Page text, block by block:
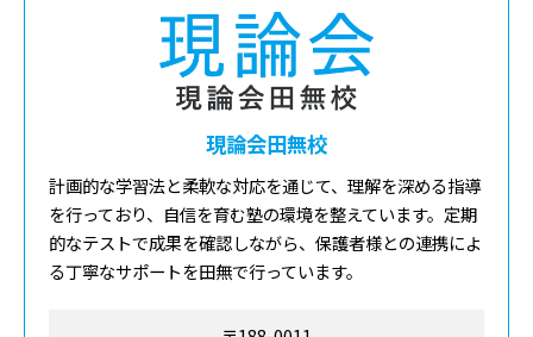
現論会田無校
計画的な学習法と柔軟な対応を通じて、理解を深める指導
を行っており、自信を育む塾の環境を整えています。定期
的なテストで成果を確認しながら、保護者様との連携によ
る丁寧なサポートを田無で行っています。